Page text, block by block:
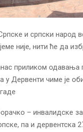
и српски народ
није, нити ће да
приликом
у Дервенти чиме је
– инвалидске
па и дервентска